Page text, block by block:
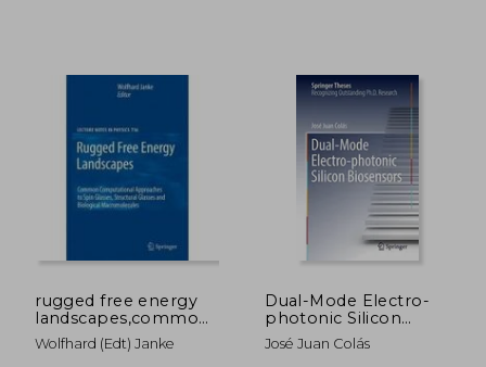
50%
rugged free energy
landscapes,common
computational
approaches to spin
Wolfhard (edt) Janke
Dual-Mode Electro-
photonic Silicon
Biosensors (Springer
Theses)
José Juan Colás